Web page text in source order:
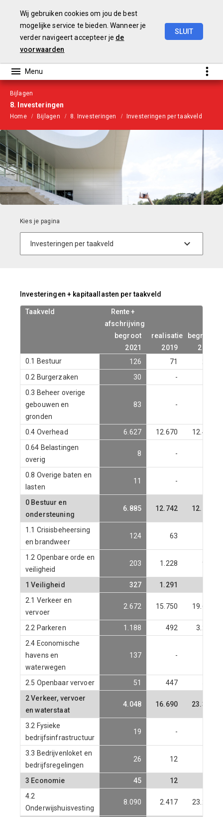
Bijlagen
8. Investeringen
Home Bijlagen 8. Investeringen Investeringen per taakveld
Investeringen + kapitaallasten per taakveld
Taakveld
Rente +
afschrijving
begroot
2021
realisatie
2019
begroot
2020
Taakveld
Rente +
afschrijving
begroot
2021
realisatie
2019
begroot
2020
0.1 Bestuur
126 71
0.2 Burgerzaken
30 -
0.3 Beheer overige
gebouwen en
gronden
83 -
0.4 Overhead 6.627 12.670
12.465
0.64 Belastingen
overig
8 -
0.8 Overige baten en
lasten
11 -
0 Bestuur en
ondersteuning
6.885 12.742 12.941
1.1 Crisisbeheersing
en brandweer
124 63
1.2 Openbare orde en
veiligheid
203 1.228 903
1 Veiligheid 327 1.291
2.1 Verkeer en
vervoer
2.672 15.750 19.636
2.2 Parkeren 1.188 492
3.211
2.4 Economische
havens en
waterwegen
137 -
2.5 Openbaar vervoer 51 447
2 Verkeer, vervoer
en waterstaat
4.048 16.690 23.393
3.2 Fysieke
bedrijfsinfrastructuur
19 -
3.3 Bedrijvenloket en
bedrijfsregelingen
26 12
3 Economie 45 12
4.2
Onderwijshuisvesting
8.090 2.417 23.280
Wij gebruiken cookies om jou de best
mogelijke service te bieden. Wanneer je
verder navigeert accepteer je de
voorwaarden
SLUIT